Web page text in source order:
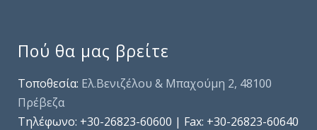
Πού θα μας βρείτε
Τοποθεσία: Ελ.Βενιζέλου & Μπαχούμη 2, 48100
Πρέβεζα
Τηλέφωνo: +30-26823-60600 | Fax: +30-26823-60640